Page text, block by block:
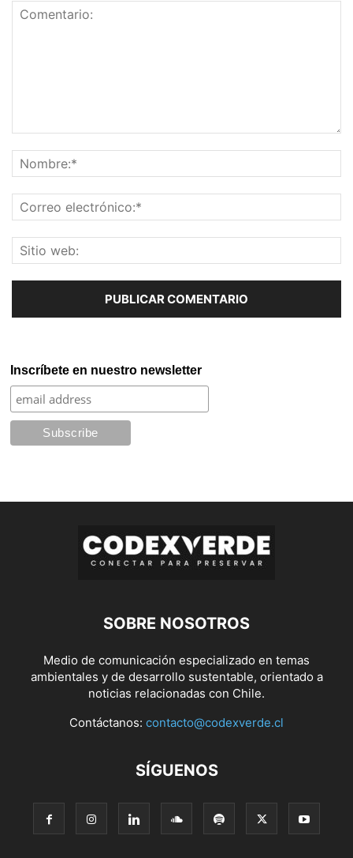
Inscríbete en nuestro newsletter
SOBRE NOSOTROS
Medio de comunicación especializado en temas
ambientales y de desarrollo sustentable, orientado a
noticias relacionadas con Chile.
Contáctanos: contacto@codexverde.cl
SÍGUENOS